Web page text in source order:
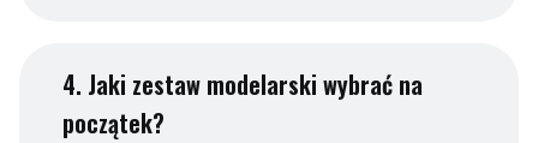
4. Jaki zestaw modelarski wybrać na
początek?